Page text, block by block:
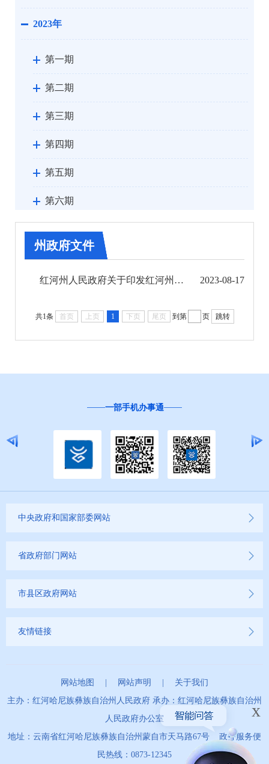
2023年
第一期
第二期
第三期
第四期
第五期
第六期
州政府文件
规范性文件
第十一期
第十二期
2019年
州政府文件
红河州人民政府关于印发红河州支持州属企业高质量发展8条措施（试行）的通知 2023-08-17
共1条 首页 上页 1 下页 尾页 到第 页 跳转
中央政府和国家部委网站
省政府部门网站
市县区政府网站
友情链接
网站地图 | 网站声明 | 关于我们
主办：红河哈尼族彝族自治州人民政府 承办：红河哈尼族彝族自治州
人民政府办公室
地址：云南省红河哈尼族彝族自治州蒙自市天马路67号 政务服务便
民热线：0873-12345
x